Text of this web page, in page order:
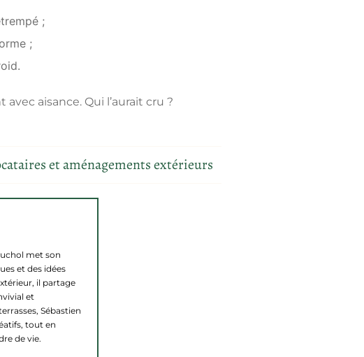
;
;
aisance. Qui l’aurait cru ?
et aménagements extérieurs
met son
et des idées
il partage
et
Sébastien
tout en
de vie.